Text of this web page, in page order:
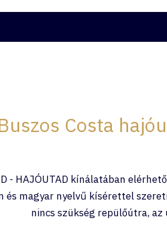
Costa
- HAJÓUTAD kínálatában
és magyar nyelvű kísérettel
nincs szükség repülőútra,